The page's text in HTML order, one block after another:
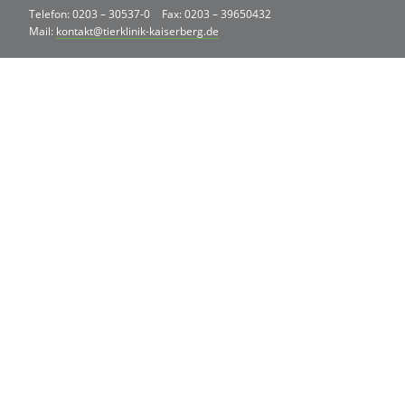
Telefon: 0203 – 30537-0
Fax: 0203 – 39650432
Mail: kontakt@tierklinik-kaiserberg.de